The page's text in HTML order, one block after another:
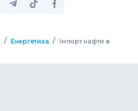
/ Енергетика / Імпорт нафти в